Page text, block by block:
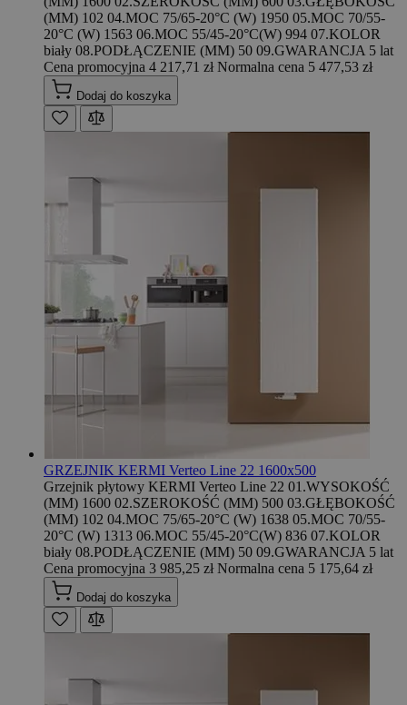
(MM) 102 04.MOC 75/65-20°C (W) 1950 05.MOC 70/55-
20°C (W) 1563 06.MOC 55/45-20°C(W) 994 07.KOLOR
biały 08.PODŁĄCZENIE (MM) 50 09.GWARANCJA 5 lat
Cena promocyjna 4 217,71 zł Normalna cena 5 477,53 zł
Dodaj do koszyka
GRZEJNIK KERMI Verteo Line 22 1600x500
Grzejnik płytowy KERMI Verteo Line 22 01.WYSOKOŚĆ
(MM) 1600 02.SZEROKOŚĆ (MM) 500 03.GŁĘBOKOŚĆ
(MM) 102 04.MOC 75/65-20°C (W) 1638 05.MOC 70/55-
20°C (W) 1313 06.MOC 55/45-20°C(W) 836 07.KOLOR
biały 08.PODŁĄCZENIE (MM) 50 09.GWARANCJA 5 lat
Cena promocyjna 3 985,25 zł Normalna cena 5 175,64 zł
Dodaj do koszyka